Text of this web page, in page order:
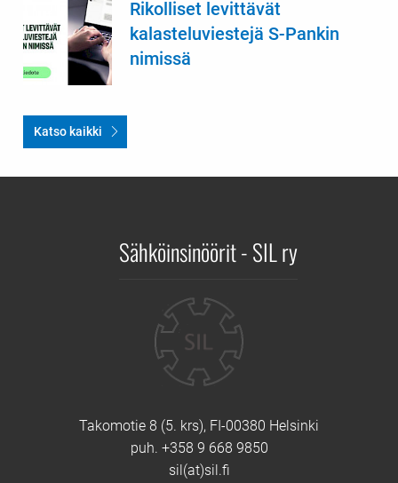
Rikolliset levittävät
kalasteluviestejä S-Pankin
nimissä
Katso kaikki
Sähköinsinöörit - SIL ry
Takomotie 8 (5. krs), FI-00380 Helsinki
puh. +358 9 668 9850
sil(at)sil.fi